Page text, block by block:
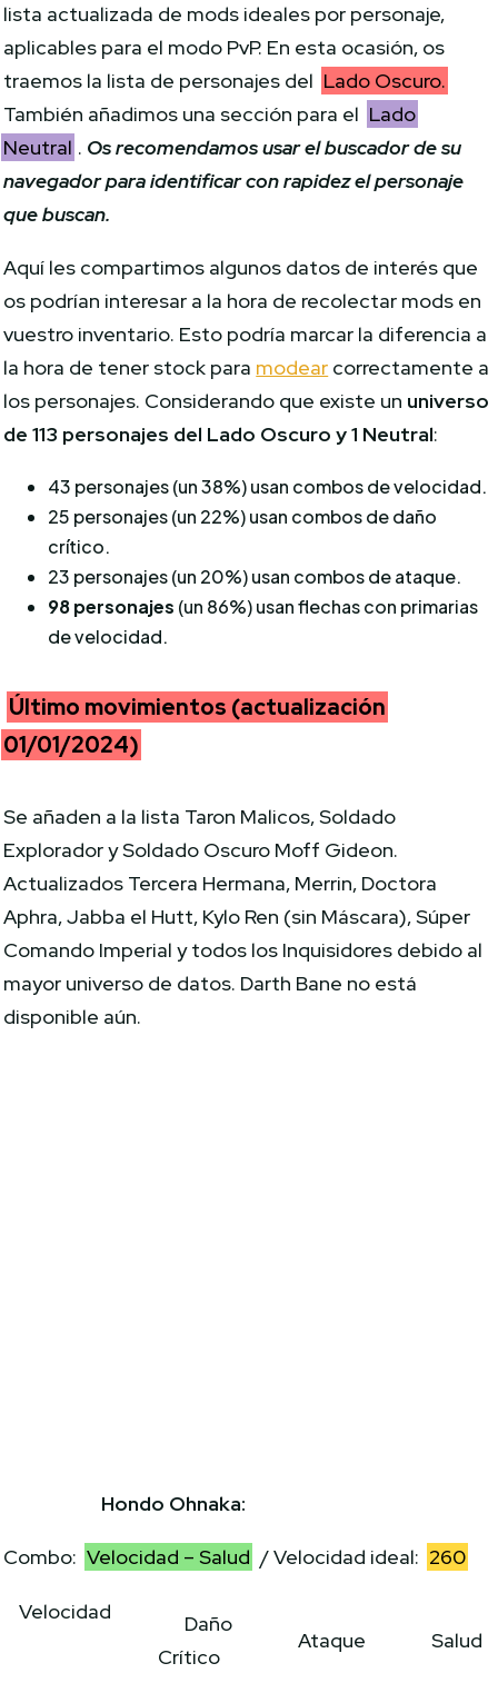
lista actualizada de mods ideales por personaje,
aplicables para el modo PvP. En esta ocasión, os
traemos la lista de personajes del Lado Oscuro.
También añadimos una sección para el Lado
Neutral . Os recomendamos usar el buscador de su
navegador para identificar con rapidez el personaje
que buscan.
Aquí les compartimos algunos datos de interés que
os podrían interesar a la hora de recolectar mods en
vuestro inventario. Esto podría marcar la diferencia a
la hora de tener stock para modear correctamente a
los personajes. Considerando que existe un universo
de 113 personajes del Lado Oscuro y 1 Neutral:
43 personajes (un 38%) usan combos de velocidad.
25 personajes (un 22%) usan combos de daño
crítico.
23 personajes (un 20%) usan combos de ataque.
98 personajes (un 86%) usan flechas con primarias
de velocidad.
Último movimientos (actualización
01/01/2024)
Se añaden a la lista Taron Malicos, Soldado
Explorador y Soldado Oscuro Moff Gideon.
Actualizados Tercera Hermana, Merrin, Doctora
Aphra, Jabba el Hutt, Kylo Ren (sin Máscara), Súper
Comando Imperial y todos los Inquisidores debido al
mayor universo de datos. Darth Bane no está
disponible aún.
Hondo Ohnaka:
Combo: Velocidad – Salud / Velocidad ideal: 260
Velocidad
Daño
Crítico
Ataque Salud